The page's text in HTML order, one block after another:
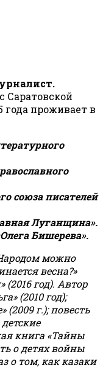
Саратовской
года проживает в
союза писателей
Луганщина».
Бишерева».
можно
весна?»
(2016 год). Автор
(2010 год);
г.); повесть
книга «Тайны
о детях войны
о том, как казаки